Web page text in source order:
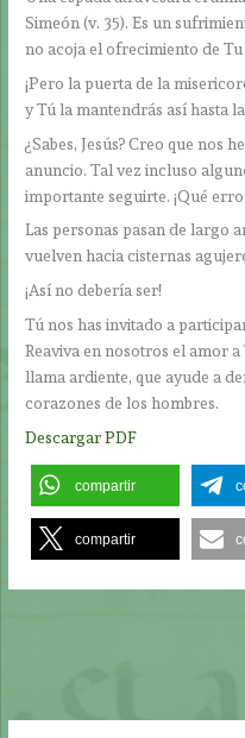
Simeón (v. 35). Es un
no acoja el ofrecimiento de Tu
¡Pero la puerta de la
y Tú la mantendrás así hasta
¿Sabes, Jesús? Creo que nos
anuncio. Tal vez incluso
importante seguirte. ¡Qué
Las personas pasan de largo
vuelven hacia cisternas
¡Así no debería ser!
Tú nos has invitado a
Reaviva en nosotros el amor
llama ardiente, que ayude a
corazones de los hombres.
Descargar PDF
compartir
compartir